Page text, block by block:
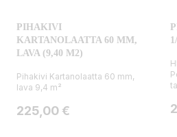
PIHAKIVI
KARTANOLAATTA 60 MM,
LAVA (9,40 M2)
Pihakivi Kartanolaatta 60 mm,
lava 9,4 m²
Hinta
225,00 €